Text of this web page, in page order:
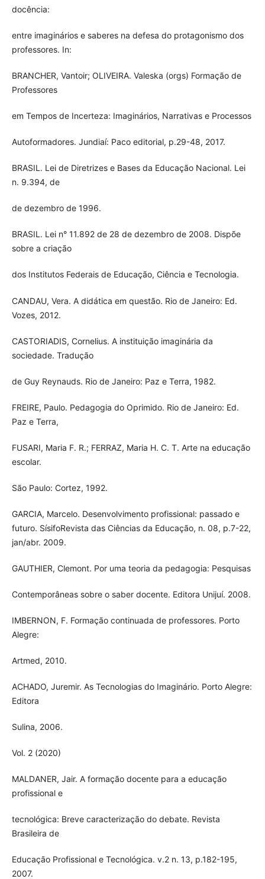
docência:
entre imaginários e saberes na defesa do protagonismo dos
professores. In:
BRANCHER, Vantoir; OLIVEIRA. Valeska (orgs) Formação de
Professores
em Tempos de Incerteza: Imaginários, Narrativas e Processos
Autoformadores. Jundiaí: Paco editorial, p.29-48, 2017.
BRASIL. Lei de Diretrizes e Bases da Educação Nacional. Lei
n. 9.394, de
de dezembro de 1996.
BRASIL. Lei n° 11.892 de 28 de dezembro de 2008. Dispõe
sobre a criação
dos Institutos Federais de Educação, Ciência e Tecnologia.
CANDAU, Vera. A didática em questão. Rio de Janeiro: Ed.
Vozes, 2012.
CASTORIADIS, Cornelius. A instituição imaginária da
sociedade. Tradução
de Guy Reynauds. Rio de Janeiro: Paz e Terra, 1982.
FREIRE, Paulo. Pedagogia do Oprimido. Rio de Janeiro: Ed.
Paz e Terra,
FUSARI, Maria F. R.; FERRAZ, Maria H. C. T. Arte na educação
escolar.
São Paulo: Cortez, 1992.
GARCIA, Marcelo. Desenvolvimento profissional: passado e
futuro. SísifoRevista das Ciências da Educação, n. 08, p.7-22,
jan/abr. 2009.
GAUTHIER, Clemont. Por uma teoria da pedagogia: Pesquisas
Contemporâneas sobre o saber docente. Editora Unijuí. 2008.
IMBERNON, F. Formação continuada de professores. Porto
Alegre:
Artmed, 2010.
ACHADO, Juremir. As Tecnologias do Imaginário. Porto Alegre:
Editora
Sulina, 2006.
Vol. 2 (2020)
MALDANER, Jair. A formação docente para a educação
profissional e
tecnológica: Breve caracterização do debate. Revista
Brasileira de
Educação Profissional e Tecnológica. v.2 n. 13, p.182-195,
2007.